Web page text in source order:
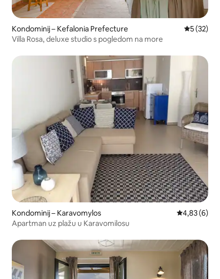
Kondominij – Kefalonia Prefecture Prosječna
5 (32)
Villa Rosa, deluxe studio s pogledom na more
Kondominij – Karavomylos Prosječna
4,83 (6)
Apartman uz plažu u Karavomilosu